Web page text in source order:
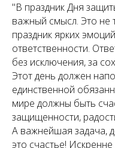
"В праздник Дня
важный смысл. Это не
праздник ярких
ответственности.
без исключения, за
Этот день должен
единственной
мире должны быть
защищенности,
А важнейшая задача,
это счастье!